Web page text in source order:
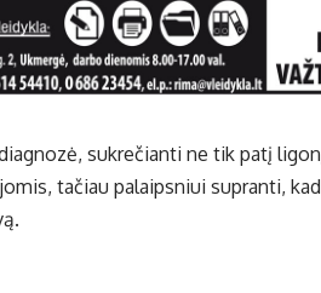
sukrečianti ne tik patį
tačiau palaipsniui supranti,